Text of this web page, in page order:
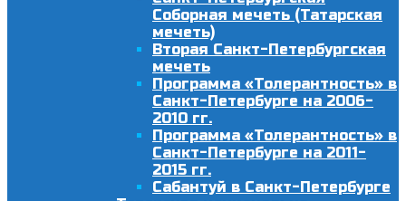
Соборная мечеть (Татарская
мечеть)
Вторая Санкт-Петербургская
мечеть
Программа «Толерантность» в
Санкт-Петербурге на 2006-
2010 гг.
Программа «Толерантность» в
Санкт-Петербурге на 2011-
2015 гг.
Сабантуй в Санкт-Петербурге